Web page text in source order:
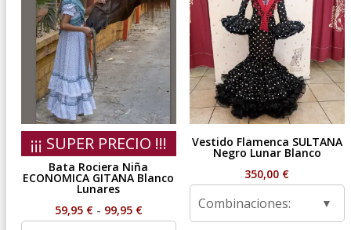
99,95 €
99,95 €
¡¡¡ SUPER PRECIO !!!
Bata Rociera Niña
ECONOMICA GITANA Blanco
Lunares
59,95 € - 99,95 €Rango
Vestido Flamenca SULTANA
Negro Lunar Blanco
350,00 €
Combinaciones: